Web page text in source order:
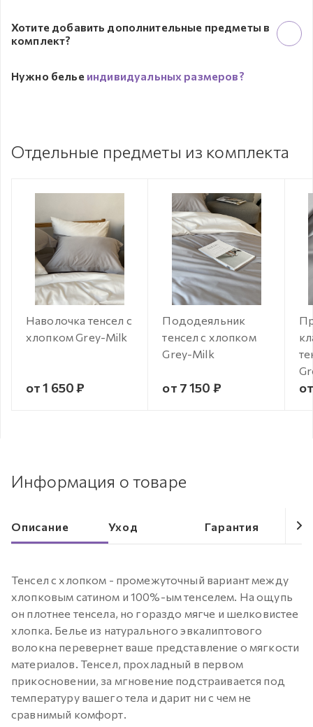
Хотите добавить дополнительные предметы в
комплект?
Нужно белье индивидуальных размеров?
Отдельные предметы из комплекта
Наволочка тенсел с
хлопком Grey-Milk
от 1 650 ₽
Пододеяльник
тенсел с хлопком
Grey-Milk
от 7 150 ₽
Информация о товаре
Описание Уход Гарантия
Тенсел с хлопком - промежуточный вариант между
хлопковым сатином и 100%-ым тенселем. На ощупь
он плотнее тенсела, но гораздо мягче и шелковистее
хлопка. Белье из натурального эвкалиптового
волокна перевернет ваше представление о мягкости
материалов. Тенсел, прохладный в первом
прикосновении, за мгновение подстраивается под
температуру вашего тела и дарит ни с чем не
сравнимый комфорт.